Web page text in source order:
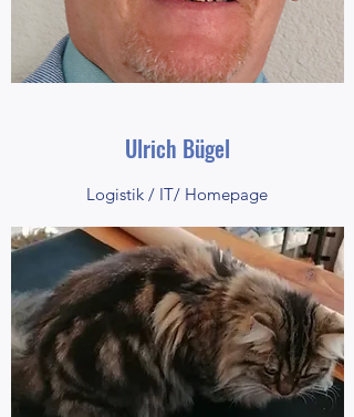
Ulrich Bügel
Logistik / IT/ Homepage